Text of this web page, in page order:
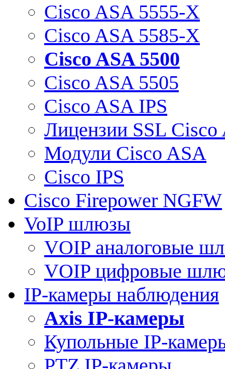
Cisco ASA 5555-X
Cisco ASA 5585-X
Cisco ASA 5500
Cisco ASA 5505
Cisco ASA IPS
Лицензии SSL Cisco
Модули Cisco ASA
Cisco IPS
Cisco Firepower NGFW
VoIP шлюзы
VOIP аналоговые
VOIP цифровые
IP-камеры наблюдения
Axis IP-камеры
Купольные IP-